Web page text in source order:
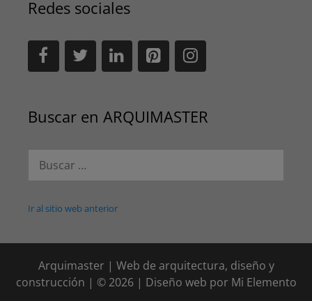
Redes sociales
Buscar en ARQUIMASTER
Ir al sitio web anterior
Arquimaster | Web de arquitectura, diseño y
construcción | © 2026 | Diseño web por Mi Elemento